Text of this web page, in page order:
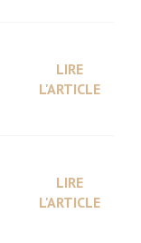
LIRE
L'ARTICLE
LIRE
L'ARTICLE